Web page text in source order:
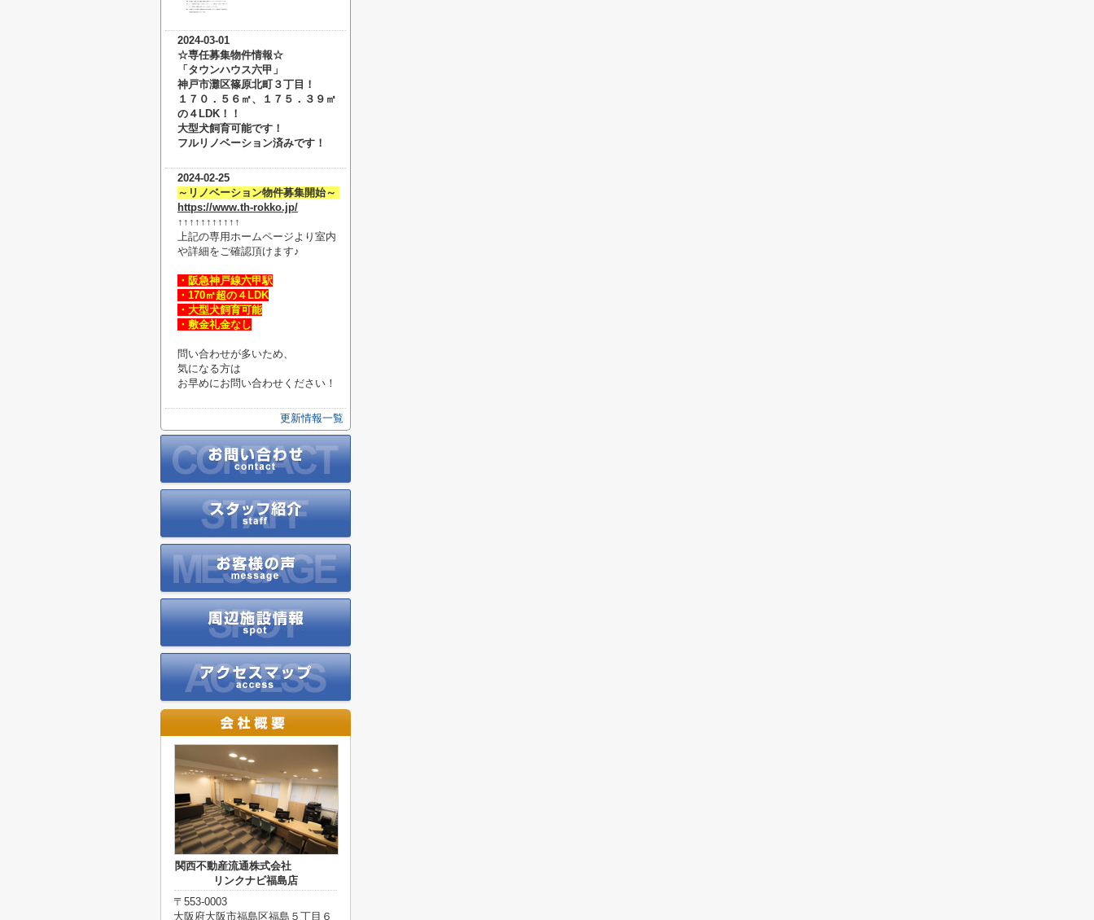
2024-03-01
☆専任募集物件情報☆
「タウンハウス六甲」
神戸市灘区篠原北町３丁目！
１７０．５６㎡、１７５．３９㎡
の４LDK！！
大型犬飼育可能です！
フルリノベーション済みです！
2024-02-25
～リノベーション物件募集開始～
https://www.th-rokko.jp/
↑ ↑ ↑ ↑ ↑ ↑ ↑ ↑ ↑ ↑ ↑
上記の専用ホームページより室内
や詳細をご確認頂けます♪
・阪急神戸線六甲駅
・170㎡超の４LDK
・大型犬飼育可能
・敷金礼金なし
問い合わせが多いため、
気になる方は
お早めにお問い合わせください！
更新情報一覧
関西不動産流通株式会社
リンクナビ福島店
〒553-0003
大阪府大阪市福島区福島５丁目６